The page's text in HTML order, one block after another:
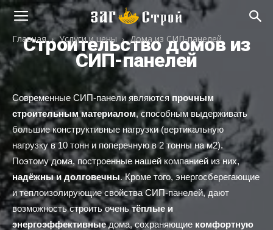
"ЗАГ-
Строй"
Главная Услуги и цены Дома из СИП-панелей
Строительство домов из
СИП-панелей
Современные СИП-панели являютсяпрочным
строительным материалом, способным выдерживать
большие конструктивные нагрузки (вертикальную
нагрузку в 10 тонн и поперечную в 2 тонны на м2).
Поэтому дома, построенные нашей компанией из них,
надёжны и долговечны. Кроме того, энергосберегающие
и теплоизолирующие свойства СИП-панелей, дают
возможность строить оченьтёплые и
энергоэффективныедома, сохраняющие комфортную